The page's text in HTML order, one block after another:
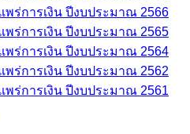
พร่การเงิน ปีงบประมาณ 2566
พร่การเงิน ปีงบประมาณ 2565
พร่การเงิน ปีงบประมาณ 2564
พร่การเงิน ปีงบประมาณ 2562
พร่การเงิน ปีงบประมาณ 2561